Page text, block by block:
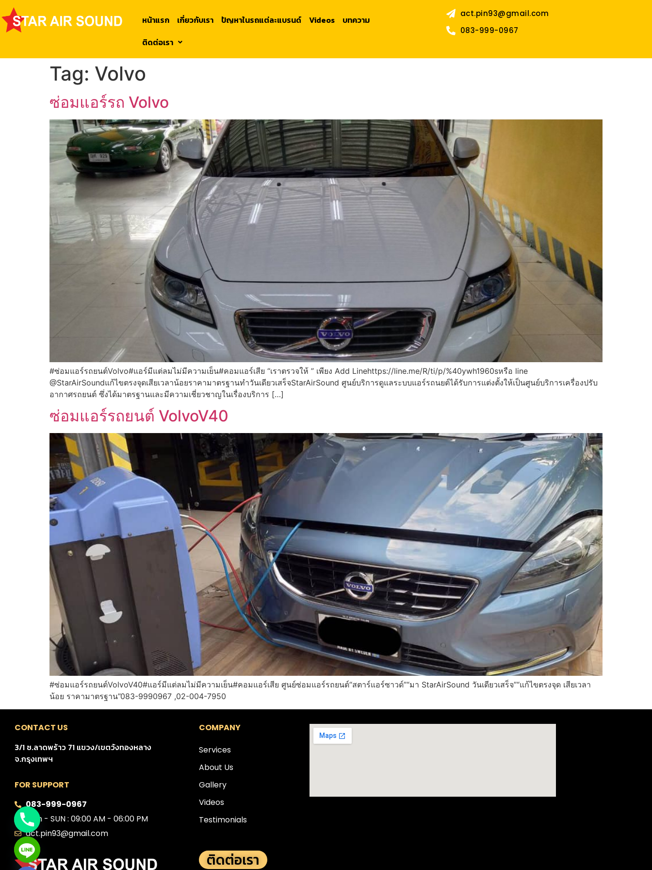
หน้าแรก เกี่ยวกับเรา ปัญหาในรถแต่ละแบรนด์ Videos
บทความ
ติดต่อเรา
act.pin93@gmail.com
083-999-0967
Tag: Volvo
ซ่อมแอร์รถ Volvo
#ซ่อมแอร์รถยนต์Volvo#แอร์มีแต่ลมไม่มีความเย็น#คอมแอร์เสีย “เราตรวจให้ ” เพียง Add Linehttps://line.me/R/ti/p/%40ywh1960sหรือ line
@StarAirSoundแก้ไขตรงจุดเสียเวลาน้อยราคามาตรฐานทำวันเดียวเสร็จStarAirSound ศูนย์บริการดูแลระบบแอร์รถนยต์ได้รับการแต่งตั้งให้เป็นศูนย์บริการเครื่องปรับ
อากาศรถยนต์ ซึ่งได้มาตรฐานและมีความเชี่ยวชาญในเรื่องบริการ […]
ซ่อมแอร์รถยนต์ VolvoV40
#ซ่อมแอร์รถยนต์VolvoV40#แอร์มีแต่ลมไม่มีความเย็น#คอมแอร์เสีย ศูนย์ซ่อมแอร์รถยนต์“สตาร์แอร์ซาวด์”“มา StarAirSound วันเดียวเสร็จ”“แก้ไขตรงจุด เสียเวลา
น้อย ราคามาตรฐาน”083-9990967 ,02-004-7950
CONTACT US
3/1 ซ.ลาดพร้าว 71 แขวง/เขตวังทองหลาง
จ.กรุงเทพฯ
FOR SUPPORT
083-999-0967
Mon - SUN : 09:00 AM - 06:00 PM
act.pin93@gmail.com
COMPANY
Services
About Us
Gallery
Videos
Testimonials
ติดต่อเรา
chaty